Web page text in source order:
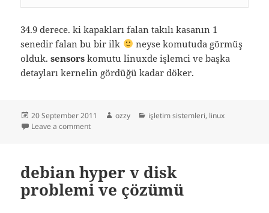
34.9 derece. ki kapakları falan takılı kasanın 1
senedir falan bu bir ilk
neyse komutuda görmüş
olduk.sensors komutu linuxde işlemci ve başka
detayları kernelin gördüğü kadar döker.
Posted
on
20 September 2011 Author
ozzy Categories
işletim sistemleri, linux
Leave a commenton linuxde cpu sıcaklığı nasıl görülür
debian hyper v disk
problemi ve çözümü